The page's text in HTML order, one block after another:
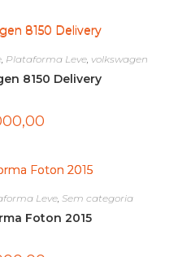
, Plataforma Leve, volkswagen
8150 Delivery
Leve, Sem categoria
Foton 2015